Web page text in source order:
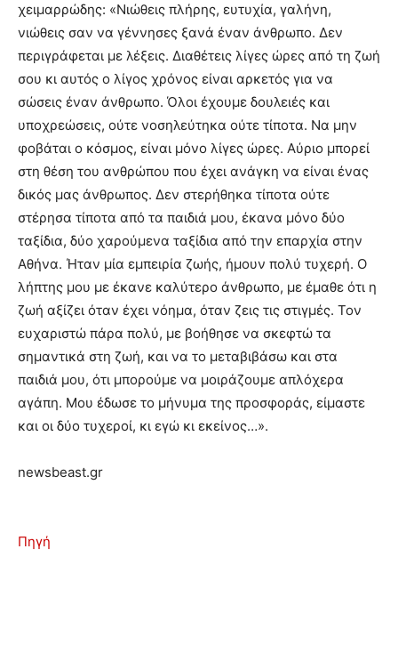
χειμαρρώδης: «Νιώθεις πλήρης, ευτυχία, γαλήνη,
νιώθεις σαν να γέννησες ξανά έναν άνθρωπο. Δεν
περιγράφεται με λέξεις. Διαθέτεις λίγες ώρες από τη ζωή
σου κι αυτός ο λίγος χρόνος είναι αρκετός για να
σώσεις έναν άνθρωπο. Όλοι έχουμε δουλειές και
υποχρεώσεις, ούτε νοσηλεύτηκα ούτε τίποτα. Να μην
φοβάται ο κόσμος, είναι μόνο λίγες ώρες. Αύριο μπορεί
στη θέση του ανθρώπου που έχει ανάγκη να είναι ένας
δικός μας άνθρωπος. Δεν στερήθηκα τίποτα ούτε
στέρησα τίποτα από τα παιδιά μου, έκανα μόνο δύο
ταξίδια, δύο χαρούμενα ταξίδια από την επαρχία στην
Αθήνα. Ήταν μία εμπειρία ζωής, ήμουν πολύ τυχερή. Ο
λήπτης μου με έκανε καλύτερο άνθρωπο, με έμαθε ότι η
ζωή αξίζει όταν έχει νόημα, όταν ζεις τις στιγμές. Τον
ευχαριστώ πάρα πολύ, με βοήθησε να σκεφτώ τα
σημαντικά στη ζωή, και να το μεταβιβάσω και στα
παιδιά μου, ότι μπορούμε να μοιράζουμε απλόχερα
αγάπη. Μου έδωσε το μήνυμα της προσφοράς, είμαστε
και οι δύο τυχεροί, κι εγώ κι εκείνος…».
newsbeast.gr
Πηγή